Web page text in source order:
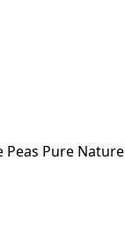
Peas Pure Nature